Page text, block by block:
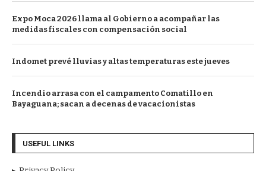
Expo Moca 2026 llama al Gobierno a acompañar las
medidas fiscales con compensación social
Indomet prevé lluvias y altas temperaturas este jueves
Incendio arrasa con el campamento Comatillo en
Bayaguana; sacan a decenas de vacacionistas
USEFUL LINKS